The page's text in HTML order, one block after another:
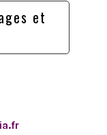
et